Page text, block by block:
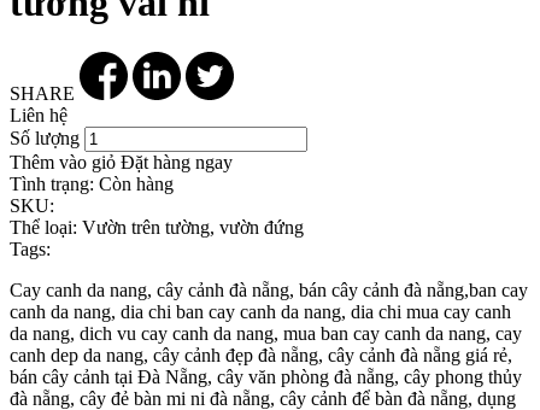
SHARE
Liên hệ
Số lượng
Thêm vào giỏ Đặt hàng ngay
Tình trạng: Còn hàng
SKU:
Thể loại: Vườn trên tường, vườn đứng
Tags:
Cay canh da nang, cây cảnh đà nẵng, bán cây cảnh đà nẵng,ban cay
canh da nang, dia chi ban cay canh da nang, dia chi mua cay canh
da nang, dich vu cay canh da nang, mua ban cay canh da nang, cay
canh dep da nang, cây cảnh đẹp đà nẵng, cây cảnh đà nẵng giá rẻ,
bán cây cảnh tại Đà Nẵng, cây văn phòng đà nẵng, cây phong thủy
đà nẵng, cây đẻ bàn mi ni đà nẵng, cây cảnh để bàn đà nẵng, dụng